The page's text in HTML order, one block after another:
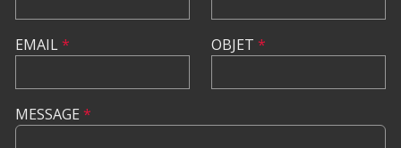
EMAIL* OBJET *
MESSAGE *